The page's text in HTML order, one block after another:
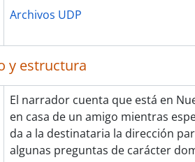
Archivos UDP
y estructura
El narrador cuenta que está en
en casa de un amigo mientras
da a la destinataria la dirección
algunas preguntas de carácter